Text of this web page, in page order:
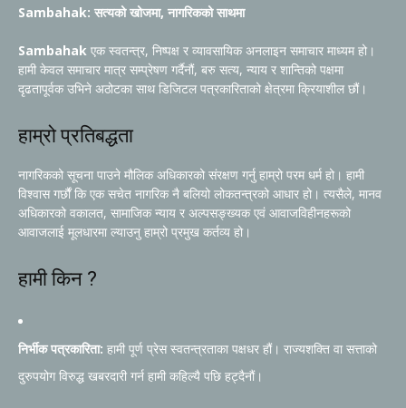
Sambahak: सत्यको खोजमा, नागरिकको साथमा
Sambahak एक स्वतन्त्र, निष्पक्ष र व्यावसायिक अनलाइन समाचार माध्यम हो।
हामी केवल समाचार मात्र सम्प्रेषण गर्दैनौं, बरु सत्य, न्याय र शान्तिको पक्षमा
दृढतापूर्वक उभिने अठोटका साथ डिजिटल पत्रकारिताको क्षेत्रमा क्रियाशील छौं।
हाम्रो प्रतिबद्धता
नागरिकको सूचना पाउने मौलिक अधिकारको संरक्षण गर्नु हाम्रो परम धर्म हो। हामी
विश्वास गर्छौं कि एक सचेत नागरिक नै बलियो लोकतन्त्रको आधार हो। त्यसैले, मानव
अधिकारको वकालत, सामाजिक न्याय र अल्पसङ्ख्यक एवं आवाजविहीनहरूको
आवाजलाई मूलधारमा ल्याउनु हाम्रो प्रमुख कर्तव्य हो।
हामी किन ?
निर्भीक पत्रकारिता: हामी पूर्ण प्रेस स्वतन्त्रताका पक्षधर हौं। राज्यशक्ति वा सत्ताको
दुरुपयोग विरुद्ध खबरदारी गर्न हामी कहिल्यै पछि हट्दैनौं।